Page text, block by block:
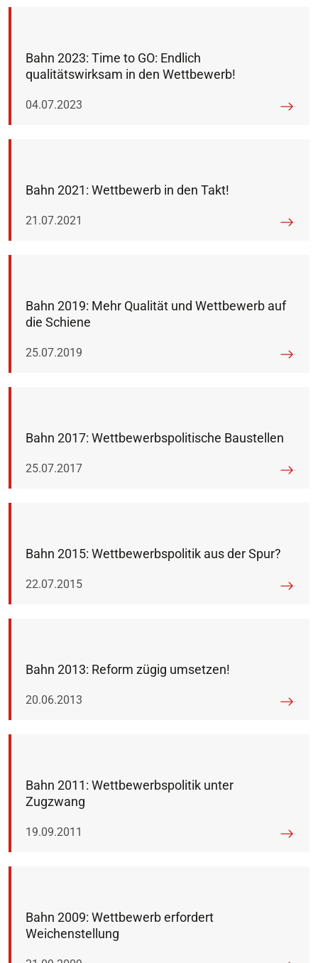
Bahn 2023: Time to GO: Endlich
qualitätswirksam in den Wettbewerb!
Veröffentlicht am:
04.07.2023
Bahn 2021: Wettbewerb in den Takt!
Veröffentlicht am:
21.07.2021
Bahn 2019: Mehr Qualität und Wettbewerb auf
die Schiene
Veröffentlicht am:
25.07.2019
Bahn 2017: Wettbewerbspolitische Baustellen
Veröffentlicht am:
25.07.2017
Bahn 2015: Wettbewerbspolitik aus der Spur?
Veröffentlicht am:
22.07.2015
Bahn 2013: Reform zügig umsetzen!
Veröffentlicht am:
20.06.2013
Bahn 2011: Wettbewerbspolitik unter
Zugzwang
Veröffentlicht am:
19.09.2011
Bahn 2009: Wettbewerb erfordert
Weichenstellung